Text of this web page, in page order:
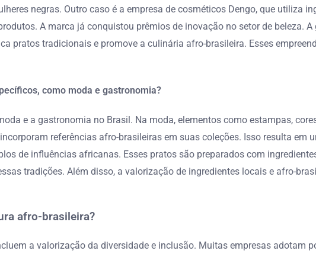
negras. Outro caso é a empresa de cosméticos Dengo, que utiliza
A marca já conquistou prêmios de inovação no setor de beleza.
pratos tradicionais e promove a culinária afro-brasileira. Esses
como moda e gastronomia?
e a gastronomia no Brasil. Na moda, elementos como estampas,
referências afro-brasileiras em suas coleções. Isso resulta em
de influências africanas. Esses pratos são preparados com
tradições. Além disso, a valorização de ingredientes locais e afro-
afro-brasileira?
a valorização da diversidade e inclusão. Muitas empresas adotam